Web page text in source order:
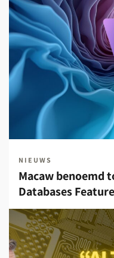
NIEUWS
Macaw benoemd
Databases